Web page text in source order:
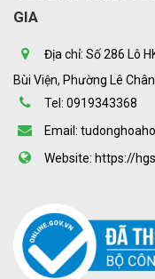
GIA
Địa chỉ: Số 286 Lô
Bùi Viện, Phường Lê
Tel: 0919343368
Email:
Website: https://